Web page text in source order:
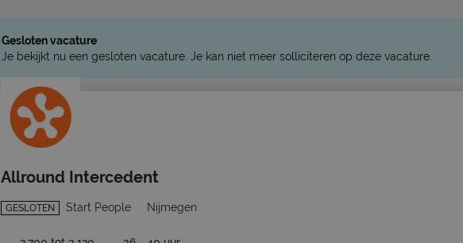
Gesloten vacature
Je bekijkt nu een gesloten vacature. Je kan niet meer solliciteren op deze vacature.
Allround Intercedent
GESLOTEN Start People Nijmegen